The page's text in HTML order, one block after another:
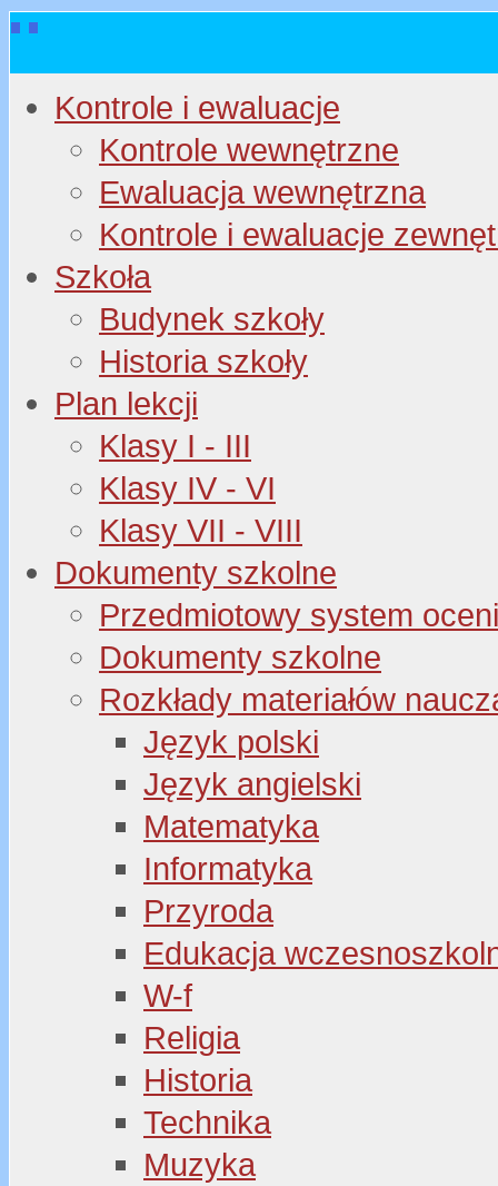
Kontrole i ewaluacje
Kontrole wewnętrzne
Ewaluacja wewnętrzna
Kontrole i ewaluacje
Szkoła
Budynek szkoły
Historia szkoły
Plan lekcji
Klasy I - III
Klasy IV - VI
Klasy VII - VIII
Dokumenty szkolne
Przedmiotowy system
Dokumenty szkolne
Rozkłady materiałów
Język polski
Język angielski
Matematyka
Informatyka
Przyroda
Edukacja
W-f
Religia
Historia
Technika
Muzyka